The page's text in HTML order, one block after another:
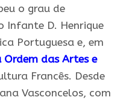
o grau de
Infante D. Henrique
Portuguesa e, em
Ordem das Artes e
Francês. Desde
Vasconcelos, com